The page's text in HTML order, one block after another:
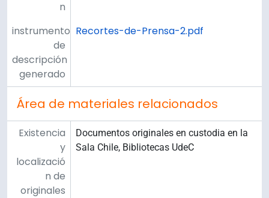
n
instrumento
de
descripción
generado
Recortes-de-Prensa-2.pdf
Área de materiales relacionados
Existencia
y
localizació
n de
originales
Documentos originales en custodia en la
Sala Chile, Bibliotecas UdeC